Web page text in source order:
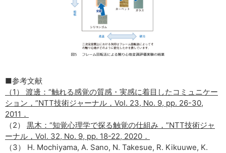
■参考文献
（1） 渡邊：“触れる感覚の質感・実感に着目したコミュニケー
ション，”NTT技術ジャーナル，Vol. 23, No. 9, pp. 26-30,
2011．
（2） 黒木：“知覚心理学で探る触覚の仕組み，”NTT技術ジャ
ーナル，Vol. 32, No. 9, pp. 18-22, 2020．
（3） H. Mochiyama, A. Sano, N. Takesue, R. Kikuuwe, K.